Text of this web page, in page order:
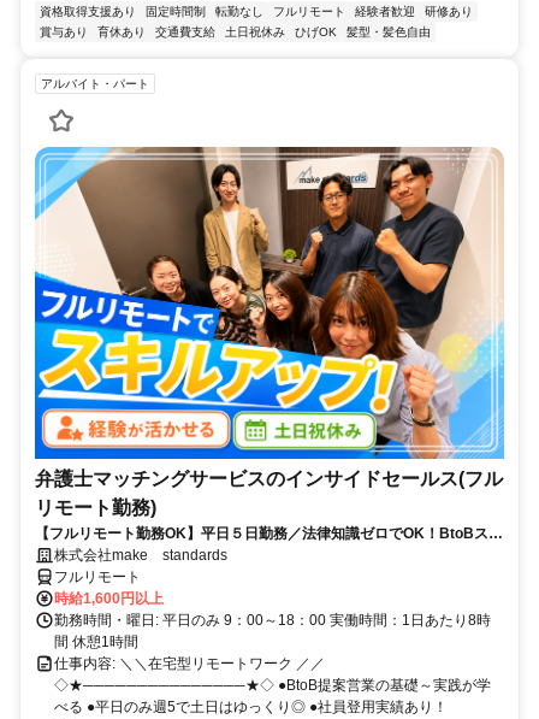
資格取得支援あり 固定時間制 転勤なし フルリモート 経験者歓迎
研修あり
賞与あり
育休あり 交通費支給 土日祝休み ひげOK 髪型・髪色自由
アルバイト・パート
弁護士マッチングサービスのインサイドセールス(フル
リモート勤務)
【フルリモート勤務OK】平日５日勤務／法律知識ゼロでOK！BtoBスキ
ルが身につく営業職
株式会社make standards
フルリモート
時給1,600円以上
勤務時間・曜日: 平日のみ 9：00～18：00 実働時間：1日あたり8時
間 休憩1時間
仕事内容: ＼＼在宅型リモートワーク ／／
◇★───────────────★◇ ●BtoB提案営業の基礎～実践が学
べる ●平日のみ週5で土日はゆっくり◎ ●社員登用実績あり！